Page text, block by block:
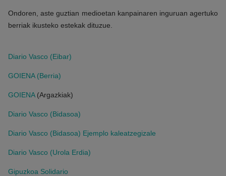
Ondoren, aste guztian medioetan kanpainaren inguruan agertuko
berriak ikusteko estekak dituzue.
Diario Vasco (Eibar)
GOIENA (Berria)
GOIENA(Argazkiak)
Diario Vasco (Bidasoa)
Diario Vasco (Bidasoa) Ejemplo kaleatzegizale
Diario Vasco (Urola Erdia)
Gipuzkoa Solidario